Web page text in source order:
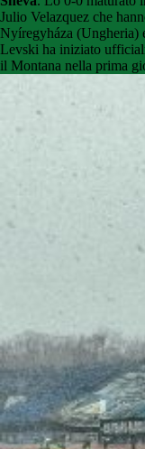
Julio Velazquez che
Nyíregyháza (Ungheria)
Levski ha iniziato
il Montana nella prima